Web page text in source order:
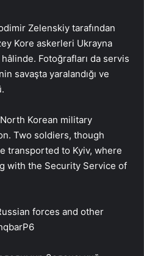
Zelenskiy tarafından
Kore askerleri Ukrayna
Fotoğrafları da servis
savaşta yaralandığı ve
Korean military
Two soldiers, though
transported to Kyiv, where
with the Security Service of
forces and other